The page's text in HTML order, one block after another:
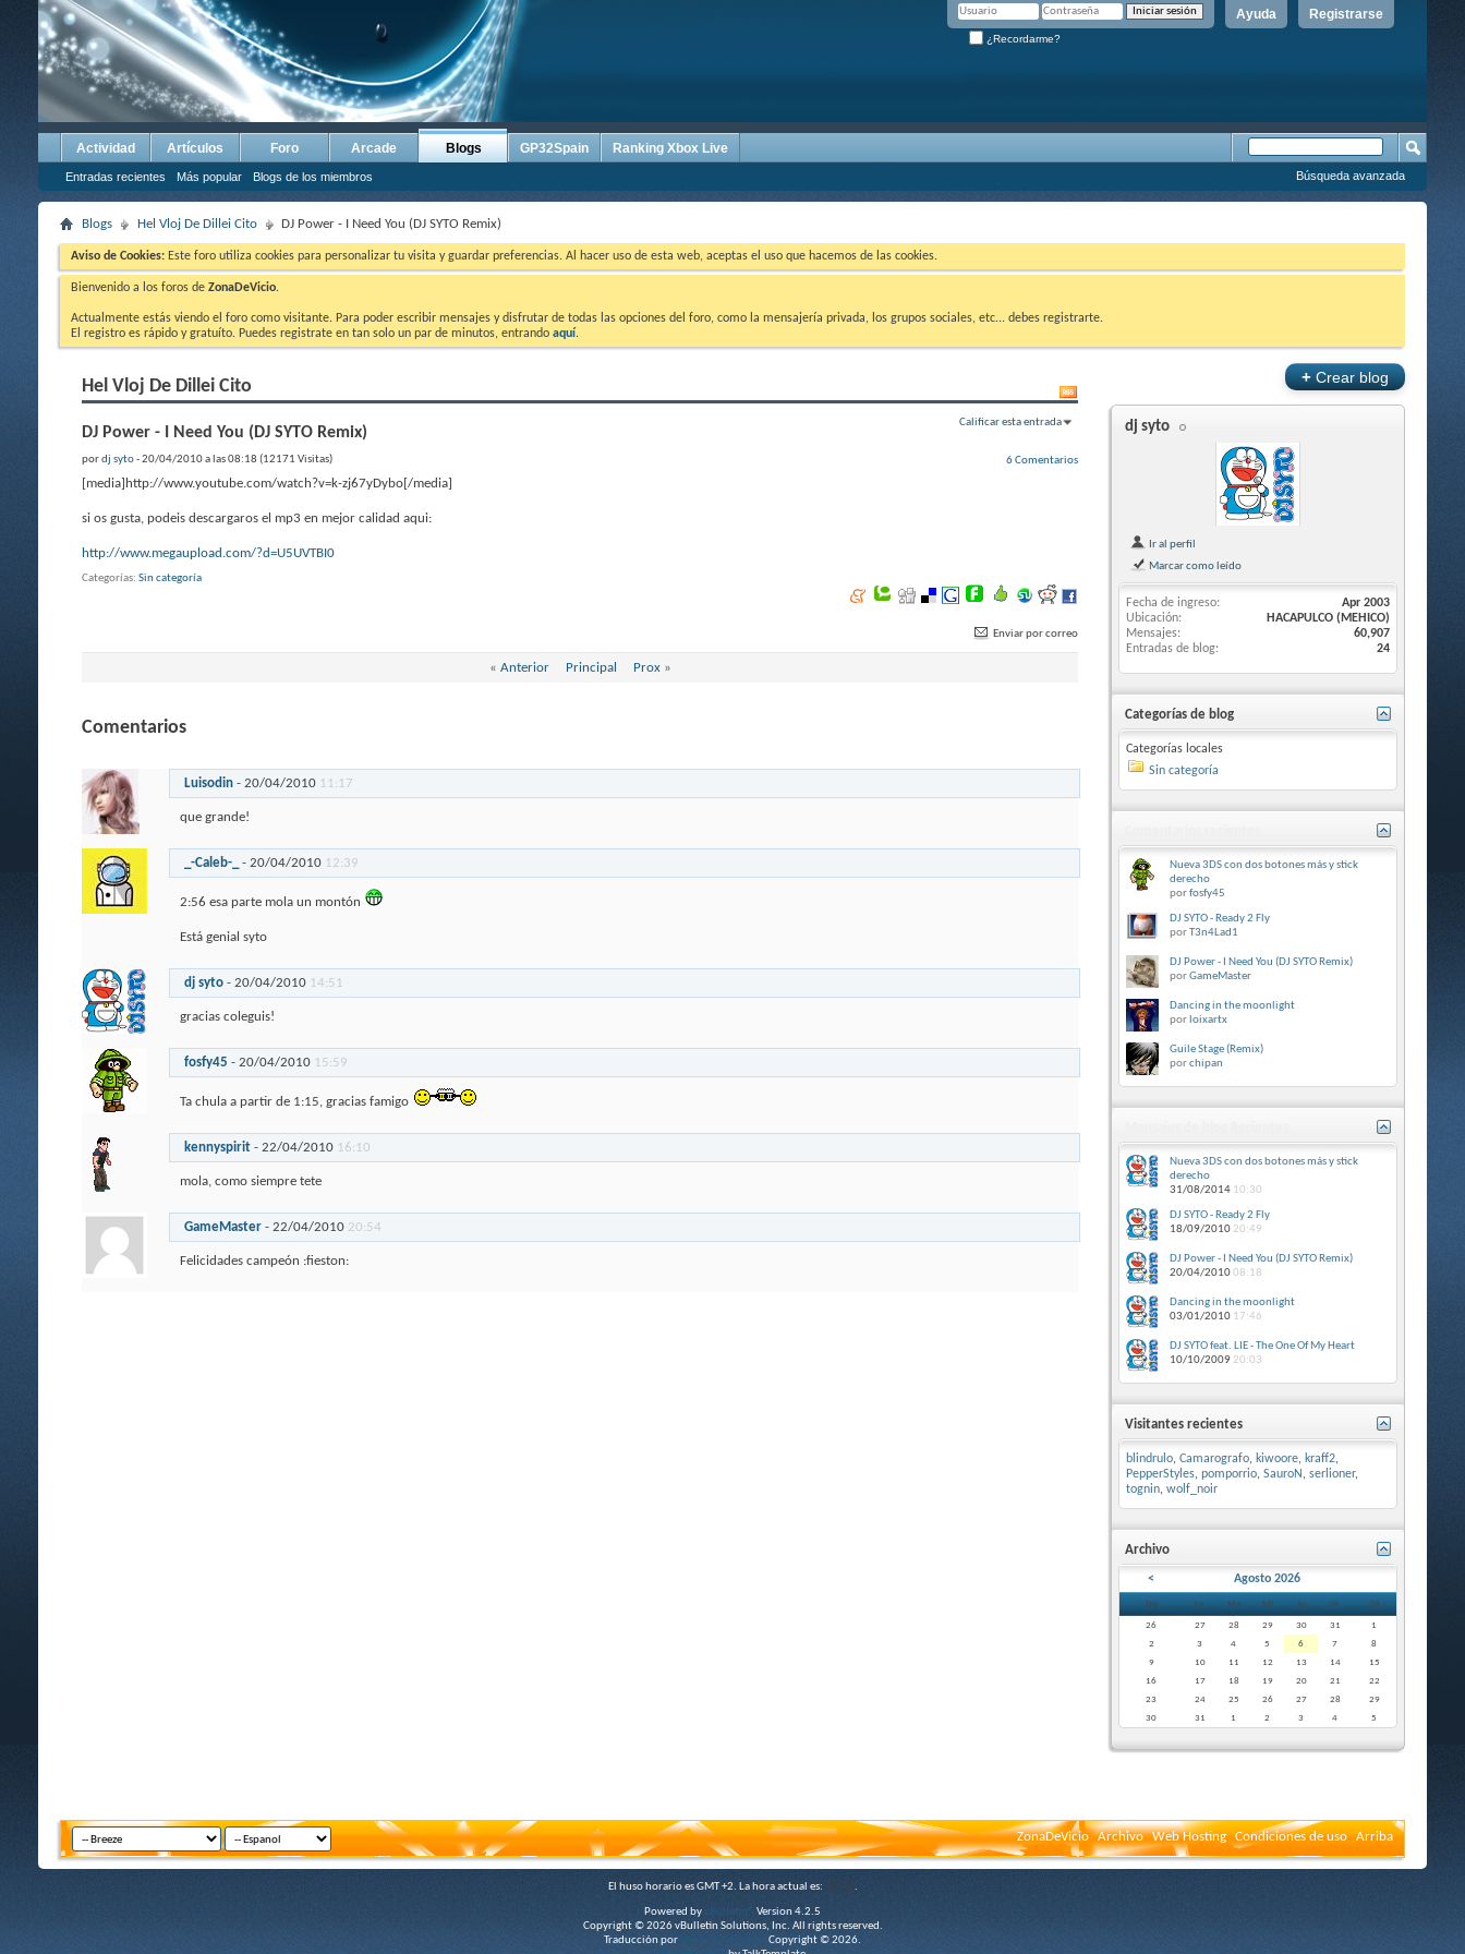
Registrarse
Ayuda
¿Recordarme?
Actividad Artículos Foro Arcade Blogs
Entradas recientes Más popular Blogs de los miembros
GP32Spain Ranking Xbox Live
Búsqueda avanzada
Blogs Hel Vloj De Dillei Cito DJ Power - I Need You (DJ SYTO Remix)
Aviso de Cookies: Este foro utiliza cookies para personalizar tu visita y guardar preferencias. Al hacer uso de esta web, aceptas el uso que hacemos de las cookies.
Bienvenido a los foros de ZonaDeVicio.
Actualmente estás viendo el foro como visitante. Para poder escribir mensajes y disfrutar de todas las opciones del foro, como la mensajería privada, los grupos sociales, etc... debes registrarte.
El registro es rápido y gratuíto. Puedes registrate en tan solo un par de minutos, entrando aquí.
Hel Vloj De Dillei Cito
DJ Power - I Need You (DJ SYTO Remix)
Calificar esta entrada
6 Comentarios
pordj syto- 20/04/2010 a las 08:18 (12171 Visitas)
[media]http://www.youtube.com/watch?v=k-zj67yDybo[/media]
si os gusta, podeis descargaros el mp3 en mejor calidad aqui:
http://www.megaupload.com/?d=U5UVTBI0
Categorías Sin categoría
Enviar por correo
« Anterior Principal Prox»
Comentarios
Luisodin - 20/04/2010 11:17
que grande!
_-Caleb-_ - 20/04/2010 12:39
2:56 esa parte mola un montón
Está genial syto
dj syto - 20/04/2010 14:51
gracias coleguis!
fosfy45 - 20/04/2010 15:59
Ta chula a partir de 1:15, gracias famigo
kennyspirit - 22/04/2010 16:10
mola, como siempre tete
GameMaster - 22/04/2010 20:54
Felicidades campeón :fieston:
+Crear blog
dj syto
Ir al perfil
Marcar como leído
Fecha de ingreso
Apr 2003
Ubicación
HACAPULCO (MEHICO)
Mensajes
60,907
Entradas de blog
24
Categorías de blog
Categorías locales
Sin categoría
Nueva 3DS con dos botones más y stick
derecho
porfosfy45
DJ SYTO - Ready 2 Fly
porT3n4Lad1
DJ Power - I Need You (DJ SYTO Remix)
porGameMaster
Dancing in the moonlight
por loixartx
Guile Stage (Remix)
porchipan
Nueva 3DS con dos botones más y stick
derecho
31/08/2014 10:30
DJ SYTO - Ready 2 Fly
18/09/2010 20:49
DJ Power - I Need You (DJ SYTO Remix)
20/04/201008:18
Dancing in the moonlight
03/01/2010 17:46
DJ SYTO feat. LIE - The One Of My Heart
10/10/2009 20:03
Visitantes recientes
blindrulo, Camarografo, kiwoore, kraff2,
PepperStyles, pomporrio, SauroN , serlioner,
tognin, wolf_noir
Archivo
< Agosto 2026
Do Lu Ma Mi Ju Vi Sá
26 27 28 29 30 31
1
2
3 4 5 6 7
8
9
10 11 12 13 14
15
16
17 18 19 20 21
22
23
24 25 26 27 28
29
30
31 1 2 3 4 5
ZonaDeVicio Archivo Web Hosting Condiciones de uso Arriba
El huso horario es GMT +2. La hora actual es: 11:53.
Powered by vBulletin® Version 4.2.5
Copyright © 2026 vBulletin Solutions, Inc. All rights reserved.
Traducción por
Copyright © 2026.